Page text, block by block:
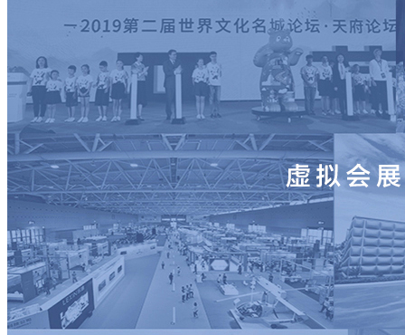
· 发展历程 · 荣誉资质· 华阳团队 · 企业文化
· 会展品牌策划 · 会展组织及承办 · 主场运营管理 · 场馆运
会展案例
展陈案例
新闻中心
联系我们
广招人才